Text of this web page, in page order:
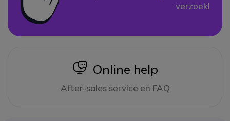
verzoek!
icon
Online help
After-sales service en FAQ